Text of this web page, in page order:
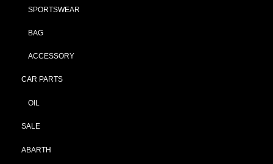
SPORTSWEAR
BAG
ACCESSORY
CAR PARTS
OIL
SALE
ABARTH